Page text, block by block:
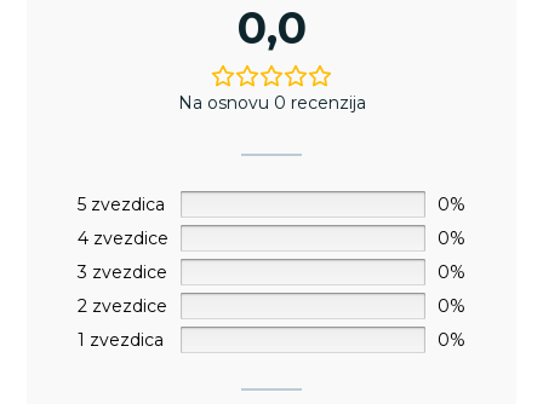
0,0
Na osnovu 0 recenzija
5 zvezdica
0%
4 zvezdice
0%
3 zvezdice
0%
2 zvezdice
0%
1 zvezdica
0%